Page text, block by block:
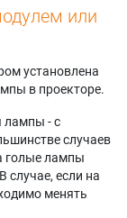
или
установлена
в проекторе.
лампы - с
случаев
голые лампы
случае, если на
менять